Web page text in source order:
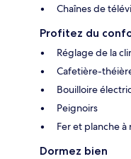
Chaînes de
Profitez du
Réglage de la
Cafetière-
Bouilloire
Peignoirs
Fer et planche
Dormez bien